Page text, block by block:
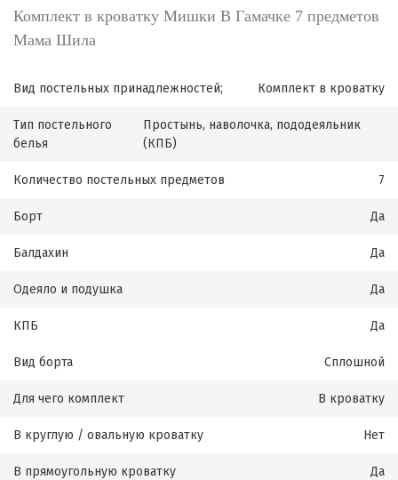
Комплект в кроватку Мишки В Гамачке 7 предметов
Мама Шила
Вид постельных принадлежностей; Комплект в кроватку
Тип постельного
белья
Простынь, наволочка, пододеяльник
(КПБ)
Количество постельных предметов 7
Борт Да
Балдахин Да
Одеяло и подушка Да
КПБ Да
Вид борта Сплошной
Для чего комплект В кроватку
В круглую / овальную кроватку Нет
В прямоугольную кроватку Да